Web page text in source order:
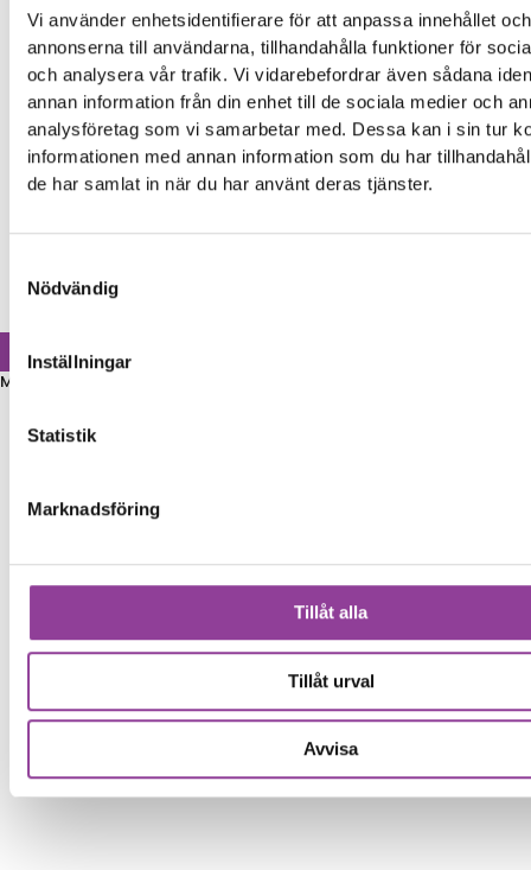
Vi använder enhetsidentifierare för att anpassa innehållet och
annonserna till användarna, tillhandahålla funktioner för
och analysera vår trafik. Vi vidarebefordrar även sådana
annan information från din enhet till de sociala medier och
analysföretag som vi samarbetar med. Dessa kan i sin tur
informationen med annan information som du har
de har samlat in när du har använt deras tjänster.
Nödvändig
Inställningar
Statistik
Marknadsföring
Tillåt alla
Tillåt urval
Avvisa
Modell